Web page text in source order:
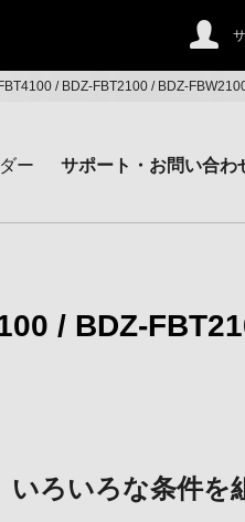
/ BDZ-FBT2100 / BDZ-
ー サポート・お問い合わ
/ BDZ-
いろいろな条件を